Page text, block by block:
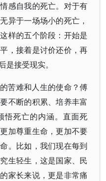
感自我的死亡。对于有
异于一场场小的死亡，
样的五个阶段：开始是
，接着是讨价还价，再
接受现实。
苦难和人生的使命？傅
不断的积累、培养丰富
悟死亡的内涵。直面死
加尊重生命，更加不要
。比如，我们现在每到
生轻生，这是国家、民
家长来说，更是非常痛